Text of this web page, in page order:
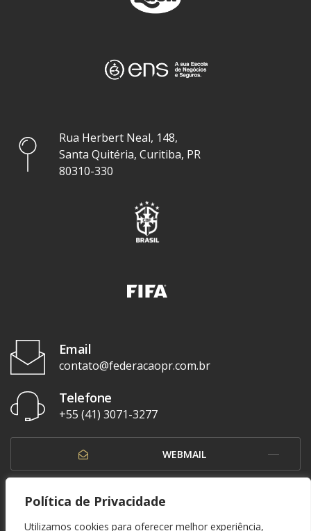
Política de Privacidade
Utilizamos cookies para oferecer melhor experiência,
Rua Herbert Neal, 148,
Santa Quitéria, Curitiba, PR
80310-330
Email
contato@federacaopr.com.br
Telefone
+55 (41) 3071-3277
WEBMAIL
OUVIDORIA